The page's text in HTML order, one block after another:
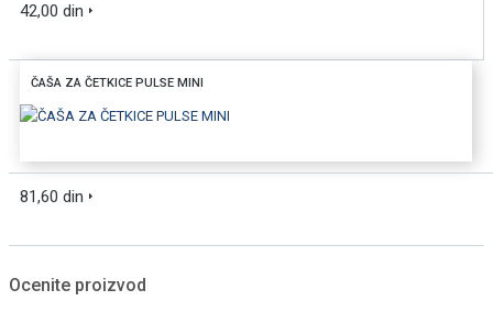
42,00 din
ČAŠA ZA ČETKICE PULSE MINI
DODAJTE U KORPU
81,60 din
Ocenite proizvod